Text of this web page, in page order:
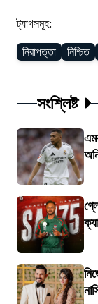
ট্যাগসমূহ:
নিরাপত্তা নিশ্চিত
সংশ্লিষ্ট